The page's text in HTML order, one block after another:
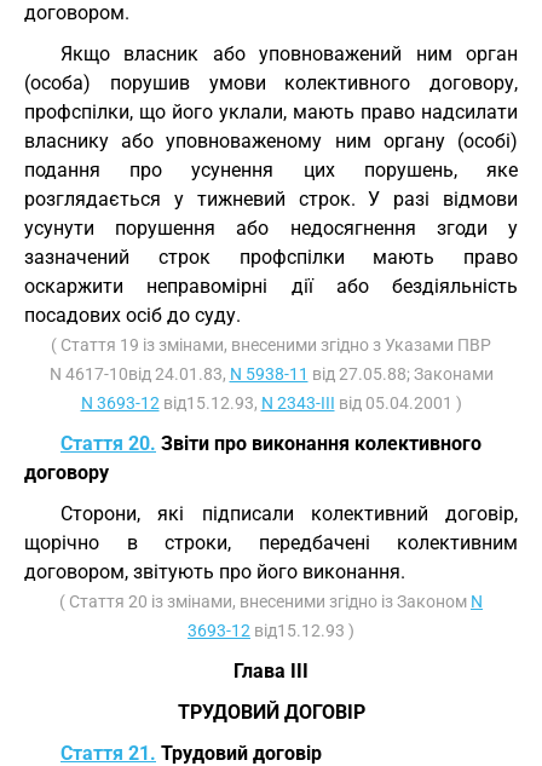
договором.
Якщо власник або уповноважений ним орган
(особа) порушив умови колективного договору,
профспілки, що його уклали, мають право надсилати
власнику або уповноваженому ним органу (особі)
подання про усунення цих порушень, яке
розглядається у тижневий строк. У разі відмови
усунути порушення або недосягнення згоди у
зазначений строк профспілки мають право
оскаржити неправомірні дії або бездіяльність
посадових осіб до суду.
( Стаття 19 із змінами, внесеними згідно з Указами ПВР
N 4617-10від 24.01.83, N 5938-11 від 27.05.88; Законами
N 3693-12 від15.12.93, N 2343-III від 05.04.2001 )
Стаття 20. Звіти про виконання колективного
договору
Сторони, які підписали колективний договір,
щорічно в строки, передбачені колективним
договором, звітують про його виконання.
( Стаття 20 із змінами, внесеними згідно із Законом N
3693-12 від15.12.93 )
Глава III
ТРУДОВИЙ ДОГОВІР
Стаття 21. Трудовий договір